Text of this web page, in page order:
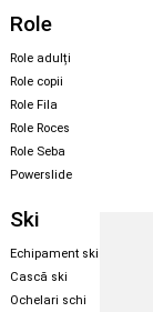
Role
Role adulți
Role copii
Role Fila
Role Roces
Role Seba
Powerslide
Ski
Echipament ski
Cască ski
Ochelari schi